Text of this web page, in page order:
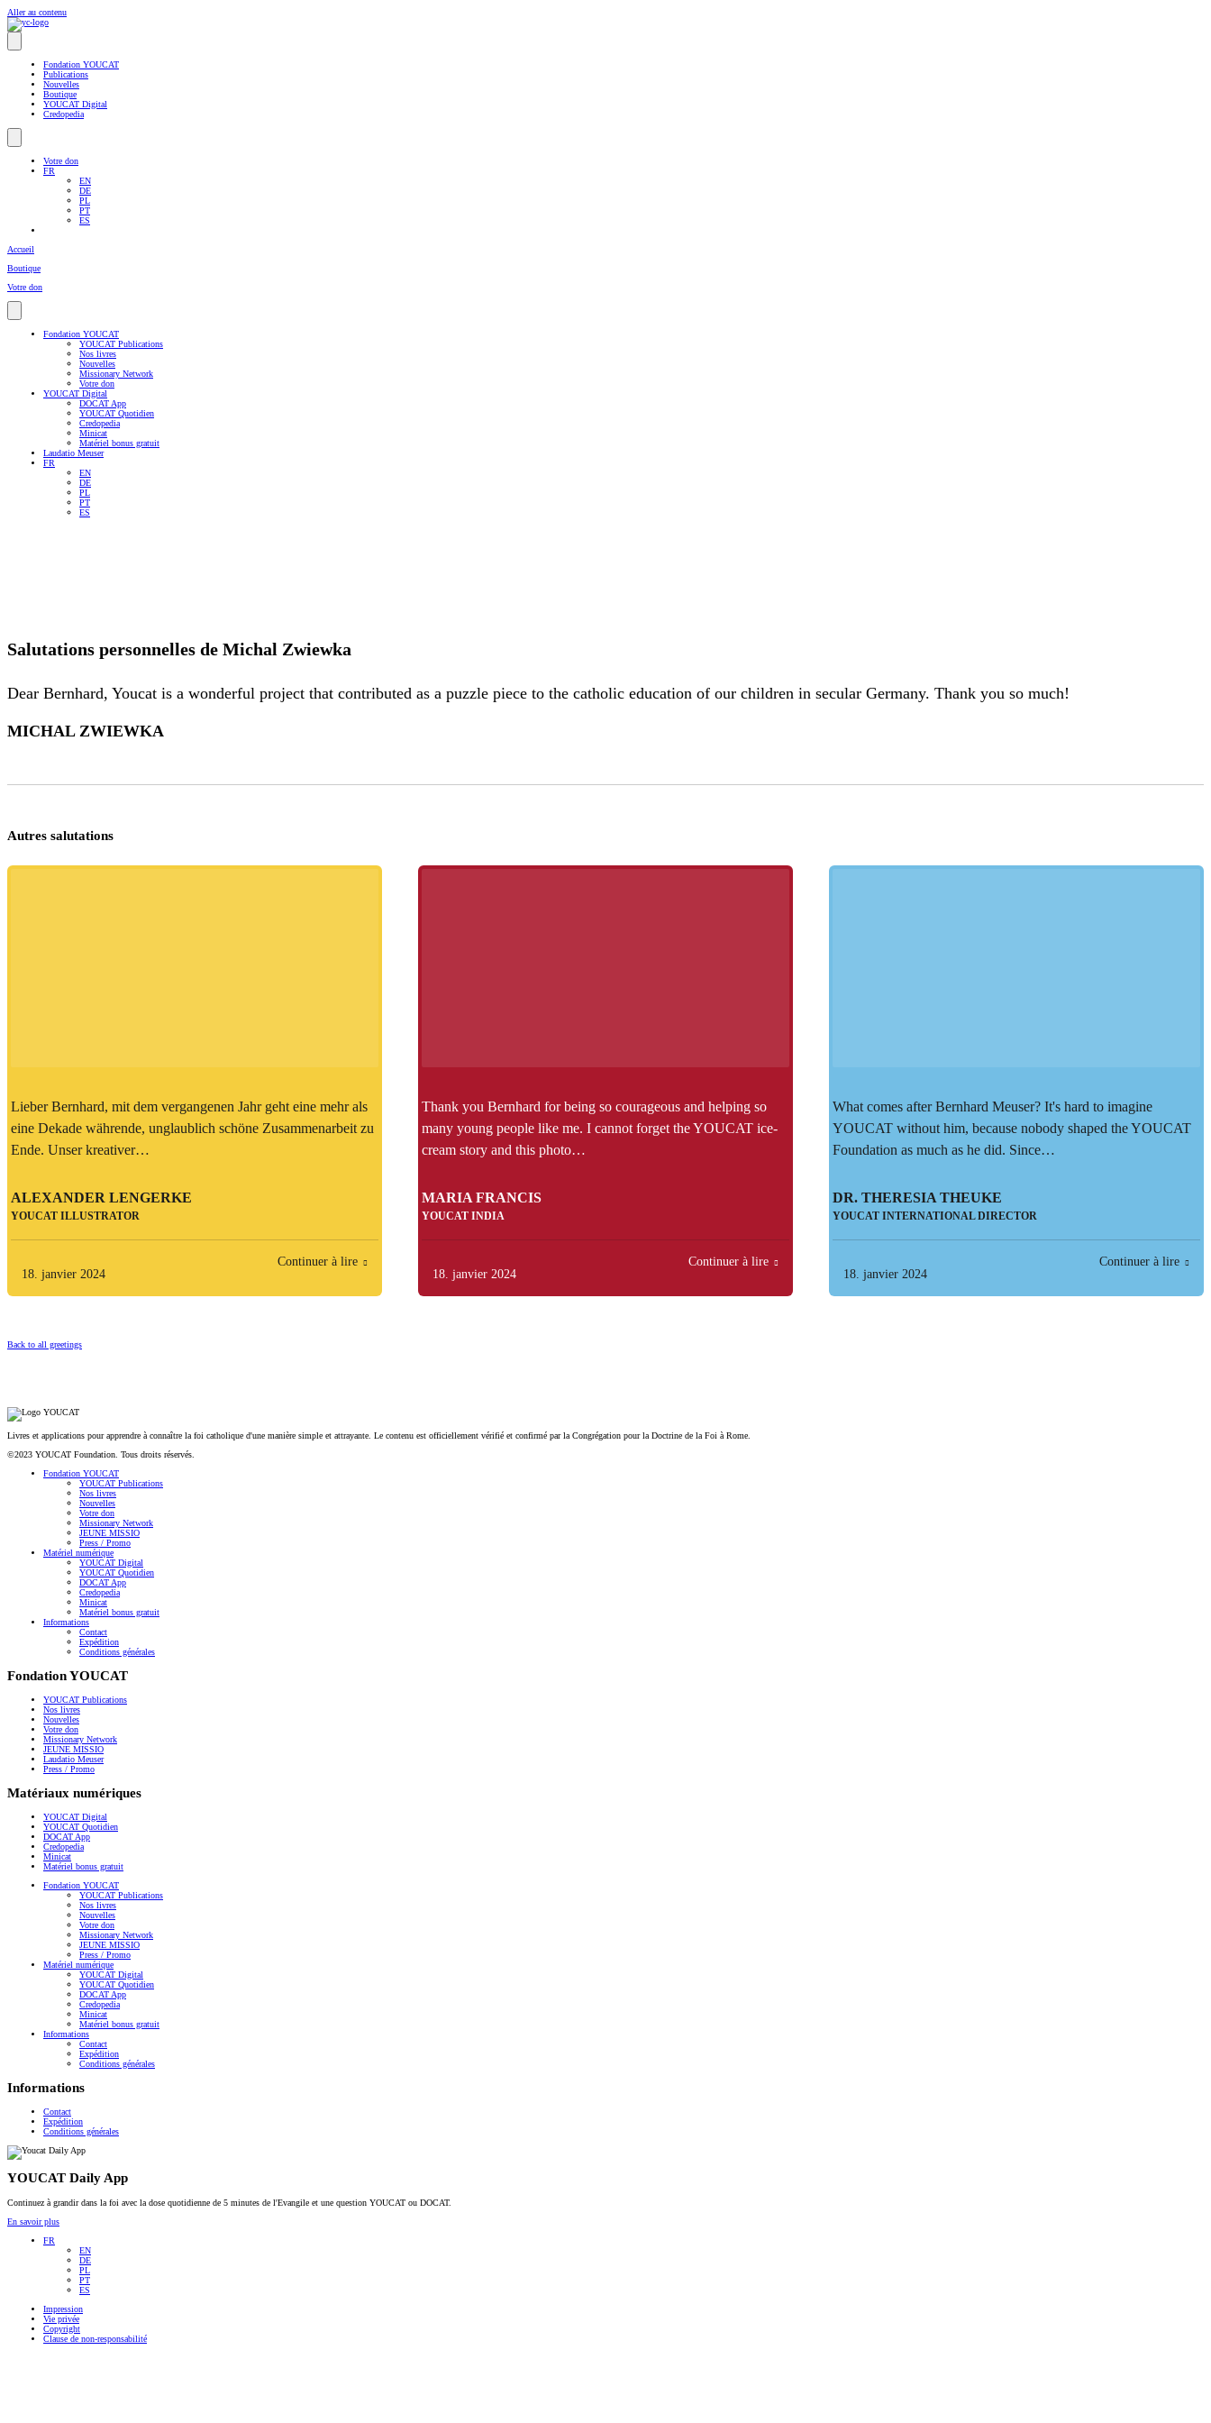
Aller au contenu
Fondation YOUCAT
Publications
Nouvelles
Boutique
YOUCAT Digital
Credopedia
Votre don
FR
EN
DE
PL
PT
ES
Accueil
Boutique
Votre don
Fondation YOUCAT
YOUCAT Publications
Nos livres
Nouvelles
Missionary Network
Votre don
YOUCAT Digital
DOCAT App
YOUCAT Quotidien
Credopedia
Minicat
Matériel bonus gratuit
Laudatio Meuser
FR
EN
DE
PL
PT
ES
Salutations personnelles de Michal Zwiewka
Dear Bernhard, Youcat is a wonderful project that contributed as a puzzle piece to the catholic education of our children in secular Germany. Thank you so much!
MICHAL ZWIEWKA
Autres salutations
Lieber Bernhard, mit dem vergangenen Jahr geht eine mehr als
eine Dekade währende, unglaublich schöne Zusammenarbeit zu
Ende. Unser kreativer…
ALEXANDER LENGERKE
YOUCAT ILLUSTRATOR
18. janvier 2024
Continuer à lire
Thank you Bernhard for being so courageous and helping so
many young people like me. I cannot forget the YOUCAT ice-
cream story and this photo…
MARIA FRANCIS
YOUCAT INDIA
18. janvier 2024
Continuer à lire
What comes after Bernhard Meuser? It's hard to imagine
YOUCAT without him, because nobody shaped the YOUCAT
Foundation as much as he did. Since…
DR. THERESIA THEUKE
YOUCAT INTERNATIONAL DIRECTOR
18. janvier 2024
Continuer à lire
Back to all greetings
Livres et applications pour apprendre à connaître la foi catholique d'une manière simple et attrayante. Le contenu est officiellement vérifié et confirmé par la Congrégation pour la Doctrine de la Foi à Rome.
©2023 YOUCAT Foundation. Tous droits réservés.
Fondation YOUCAT
YOUCAT Publications
Nos livres
Nouvelles
Votre don
Missionary Network
JEUNE MISSIO
Press / Promo
Matériel numérique
YOUCAT Digital
YOUCAT Quotidien
DOCAT App
Credopedia
Minicat
Matériel bonus gratuit
Informations
Contact
Expédition
Conditions générales
Fondation YOUCAT
YOUCAT Publications
Nos livres
Nouvelles
Votre don
Missionary Network
JEUNE MISSIO
Laudatio Meuser
Press / Promo
Matériaux numériques
YOUCAT Digital
YOUCAT Quotidien
DOCAT App
Credopedia
Minicat
Matériel bonus gratuit
Fondation YOUCAT
YOUCAT Publications
Nos livres
Nouvelles
Votre don
Missionary Network
JEUNE MISSIO
Press / Promo
Matériel numérique
YOUCAT Digital
YOUCAT Quotidien
DOCAT App
Credopedia
Minicat
Matériel bonus gratuit
Informations
Contact
Expédition
Conditions générales
Informations
Contact
Expédition
Conditions générales
YOUCAT Daily App
Continuez à grandir dans la foi avec la dose quotidienne de 5 minutes de l'Evangile et une question YOUCAT ou DOCAT.
En savoir plus
FR
EN
DE
PL
PT
ES
Impression
Vie privée
Copyright
Clause de non-responsabilité